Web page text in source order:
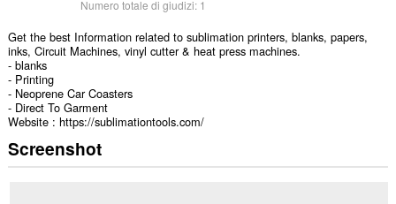
Numero totale di giudizi: 1
Get the best Information related to sublimation printers, blanks, papers,
inks, Circuit Machines, vinyl cutter & heat press machines.
- blanks
- Printing
- Neoprene Car Coasters
- Direct To Garment
Website : https://sublimationtools.com/
Screenshot